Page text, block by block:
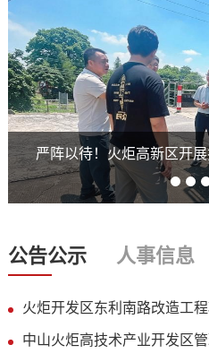
总书记的人
严阵以待！火炬高新区开
公告公示 人事信息